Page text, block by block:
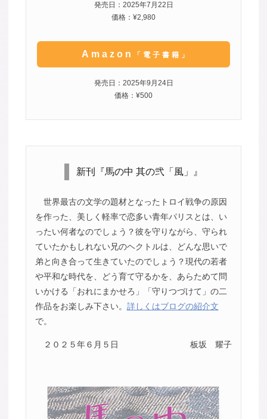
発売日：2025年7月22日
価格：¥2,980
Amazon 「電子書籍」
発売日：2025年9月24日
価格：¥500
新刊『馬の中 其の弐「風」』
世界最古の文学の題材となったトロイ戦争の原因
を作った、美しく軽率で恋多い青年パリスとは、い
ったい何者なのでしょう？彼を守りながら、守られ
ていたかもしれない兄のヘクトルは、どんな思いで
弟と向き合って生きていたのでしょう？現代の若者
や平和な時代を、どう育て守るかを、あらためて問
いかける「おれにまかせろ」「守りつづけて」の二
作品をお楽しみ下さい。 詳しくはブログの紹介文
で。
２０２５年６月５日 板坂 耀子